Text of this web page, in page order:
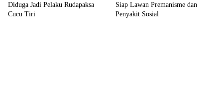
Diduga Jadi Pelaku Rudapaksa
Cucu Tiri
Siap Lawan Premanisme dan
Penyakit Sosial